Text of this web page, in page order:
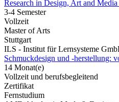
Research in Design, Art and
3-4 Semester
Vollzeit
Master of Arts
Stuttgart
ILS - Institut für Lernsysteme
Schmuckdesign und -herstellung:
14 Monat(e)
Vollzeit und berufsbegleitend
Zertifikat
Fernstudium